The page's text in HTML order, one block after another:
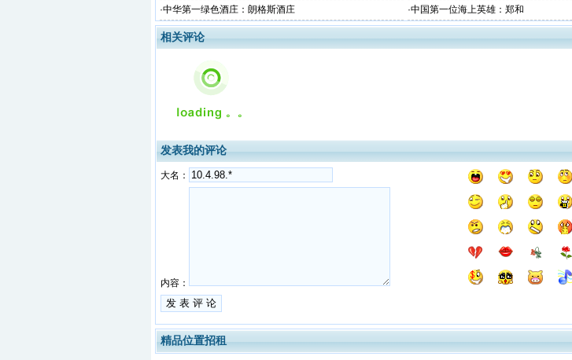
·中华第一绿色酒庄：朗格斯酒庄 ·中国第一位海上英雄：郑和
相关评论
发表我的评论
大名：
内容：
精品位置招租